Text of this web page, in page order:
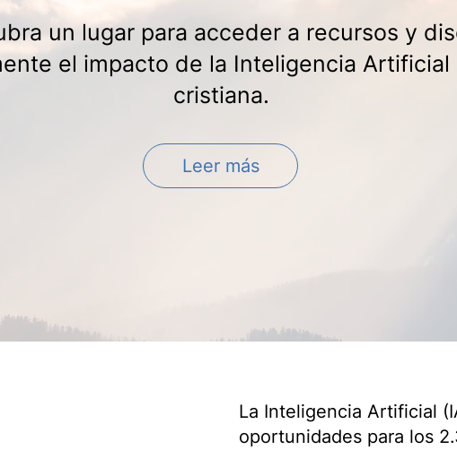
un lugar para acceder a recursos y
el impacto de la Inteligencia Artificial
cristiana.
Leer más
La Inteligencia Artificial
oportunidades para los